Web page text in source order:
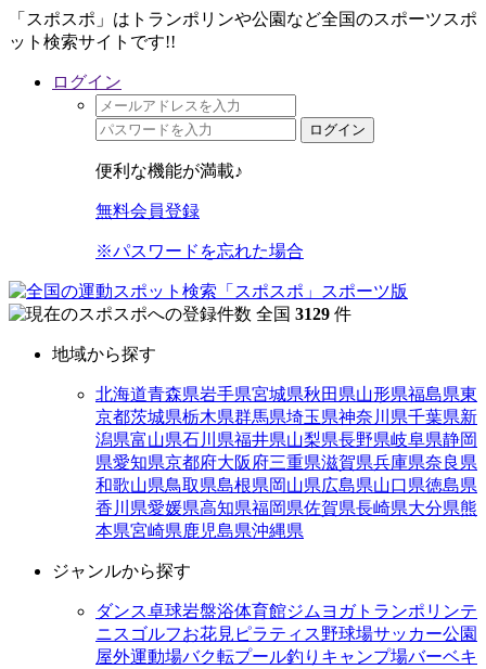
「スポスポ」はトランポリンや公園など全国のスポーツスポ
ット検索サイトです!!
ログイン
ログイン
便利な機能が満載♪
無料会員登録
※パスワードを忘れた場合
全国 3129 件
地域から探す
北海道青森県岩手県宮城県秋田県山形県福島県東
京都茨城県栃木県群馬県埼玉県神奈川県千葉県新
潟県富山県石川県福井県山梨県長野県岐阜県静岡
県愛知県京都府大阪府三重県滋賀県兵庫県奈良県
和歌山県鳥取県島根県岡山県広島県山口県徳島県
香川県愛媛県高知県福岡県佐賀県長崎県大分県熊
本県宮崎県鹿児島県沖縄県
ジャンルから探す
ダンス卓球岩盤浴体育館ジム ヨガトランポリンテ
ニス ゴルフお花見 ピラティス野球場サッカー公園
屋外運動場バク転プール釣り キャンプ場バーベキ